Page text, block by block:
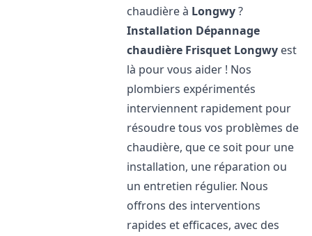
chaudière à Longwy?
Installation Dépannage
chaudière Frisquet Longwy est
là pour vous aider ! Nos
plombiers expérimentés
interviennent rapidement pour
résoudre tous vos problèmes de
chaudière, que ce soit pour une
installation, une réparation ou
un entretien régulier. Nous
offrons des interventions
rapides et efficaces, avec des